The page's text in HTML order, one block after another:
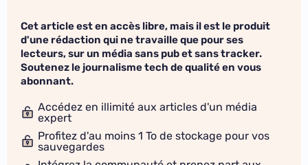
Cet article est en accès libre, mais il est le produit
d'une rédaction qui ne travaille que pour ses
lecteurs, sur un média sans pub et sans tracker.
Soutenez le journalisme tech de qualité en vous
abonnant.
Accédez en illimité aux articles d'un média
expert
Profitez d'au moins 1 To de stockage pour vos
sauvegardes